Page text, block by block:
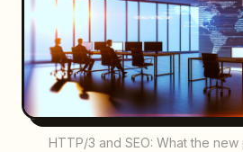
HTTP/3 and SEO: What the